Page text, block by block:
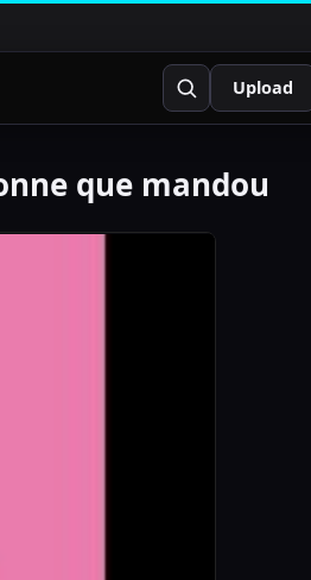
Upload
que mandou